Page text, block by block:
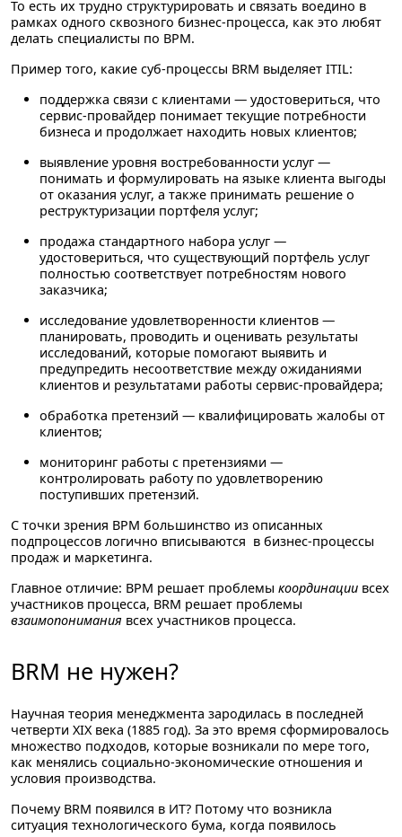
То есть их трудно структурировать и связать воедино в
рамках одного сквозного бизнес-процесса, как это любят
делать специалисты по BPM.
Пример того, какие суб-процессы BRM выделяет ITIL:
поддержка связи с клиентами — удостовериться, что
сервис-провайдер понимает текущие потребности
бизнеса и продолжает находить новых клиентов;
выявление уровня востребованности услуг —
понимать и формулировать на языке клиента выгоды
от оказания услуг, а также принимать решение о
реструктуризации портфеля услуг;
продажа стандартного набора услуг —
удостовериться, что существующий портфель услуг
полностью соответствует потребностям нового
заказчика;
исследование удовлетворенности клиентов —
планировать, проводить и оценивать результаты
исследований, которые помогают выявить и
предупредить несоответствие между ожиданиями
клиентов и результатами работы сервис-провайдера;
обработка претензий — квалифицировать жалобы от
клиентов;
мониторинг работы с претензиями —
контролировать работу по удовлетворению
поступивших претензий.
С точки зрения BPM большинство из описанных
подпроцессов логично вписываются в бизнес-процессы
продаж и маркетинга.
Главное отличие: BPM решает проблемы координации всех
участников процесса, BRM решает проблемы
взаимопонимания всех участников процесса.
BRM не нужен?
Научная теория менеджмента зародилась в последней
четверти XIX века (1885 год). За это время сформировалось
множество подходов, которые возникали по мере того,
как менялись социально-экономические отношения и
условия производства.
Почему BRM появился в ИТ? Потому что возникла
ситуация технологического бума, когда появилось